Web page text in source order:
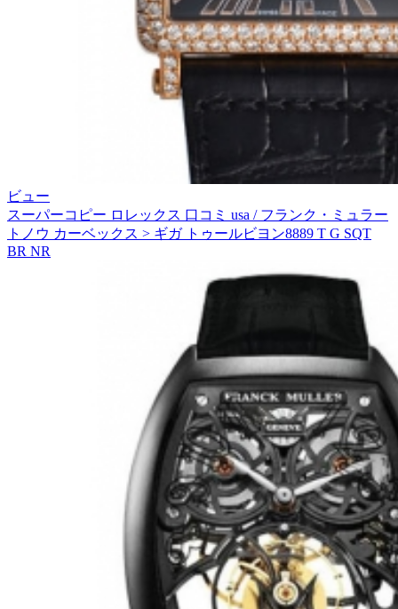
ビュー
スーパーコピー ロレックス 口コミ usa / フランク・ミュラー
トノウ カーベックス > ギガ トゥールビヨン8889 T G SQT
BR NR